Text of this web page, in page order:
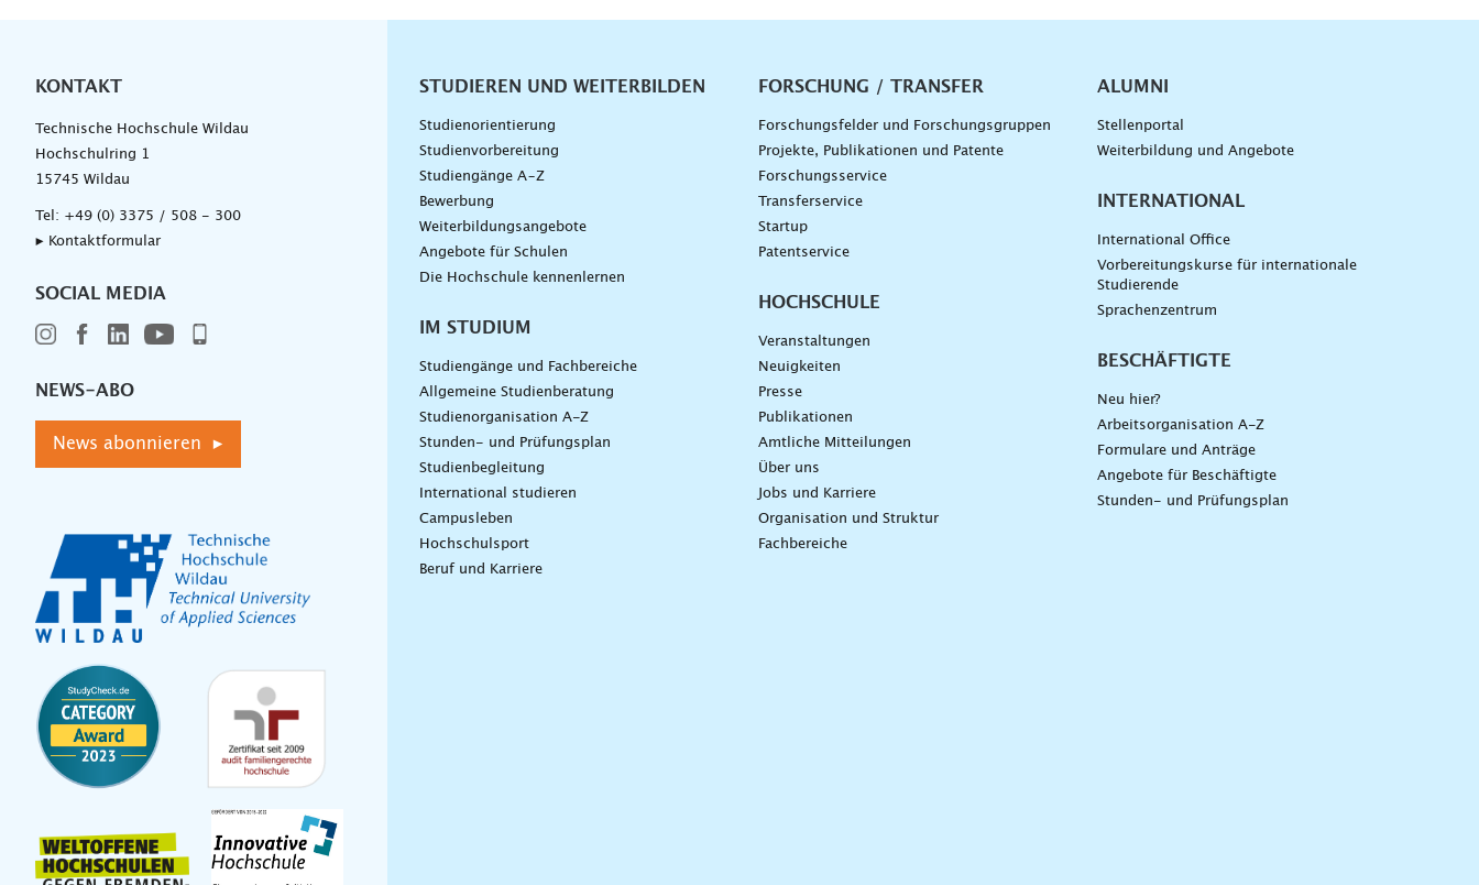
KONTAKT
Technische Hochschule Wildau
Hochschulring 1
15745 Wildau
Tel: +49 (0) 3375 / 508 - 300
▸ Kontaktformular
SOCIAL MEDIA
NEWS-ABO
News abonnieren ▸
Unternavigation
STUDIEREN UND WEITERBILDEN
Studienorientierung
Studienvorbereitung
Studiengänge A–Z
Bewerbung
Weiterbildungsangebote
Angebote für Schulen
Die Hochschule kennenlernen
IM STUDIUM
Studiengänge und Fachbereiche
Allgemeine Studienberatung
Studienorganisation A-Z
Stunden- und Prüfungsplan
Studienbegleitung
International studieren
Campusleben
Hochschulsport
Beruf und Karriere
FORSCHUNG / TRANSFER
Forschungsfelder und Forschungsgruppen
Projekte, Publikationen und Patente
Forschungsservice
Transferservice
Startup
Patentservice
HOCHSCHULE
Veranstaltungen
Neuigkeiten
Presse
Publikationen
Amtliche Mitteilungen
Über uns
Jobs und Karriere
Organisation und Struktur
Fachbereiche
ALUMNI
Stellenportal
Weiterbildung und Angebote
INTERNATIONAL
International Office
Vorbereitungskurse für internationale
Studierende
Sprachenzentrum
BESCHÄFTIGTE
Neu hier?
Arbeitsorganisation A-Z
Formulare und Anträge
Angebote für Beschäftigte
Stunden- und Prüfungsplan